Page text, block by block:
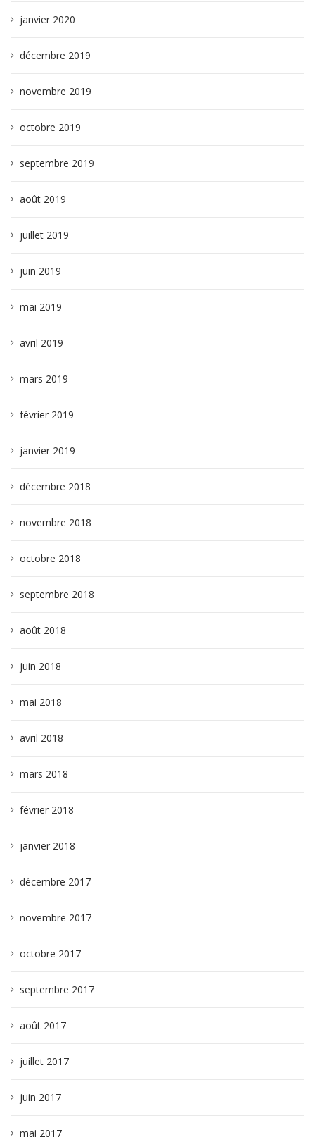
janvier 2020
décembre 2019
novembre 2019
octobre 2019
septembre 2019
août 2019
juillet 2019
juin 2019
mai 2019
avril 2019
mars 2019
février 2019
janvier 2019
décembre 2018
novembre 2018
octobre 2018
septembre 2018
août 2018
juin 2018
mai 2018
avril 2018
mars 2018
février 2018
janvier 2018
décembre 2017
novembre 2017
octobre 2017
septembre 2017
août 2017
juillet 2017
juin 2017
mai 2017